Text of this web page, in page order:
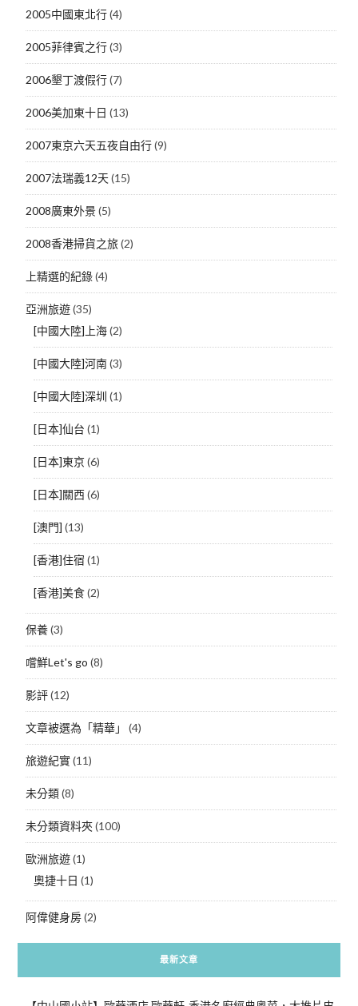
2005中國東北行(4)
2005菲律賓之行(3)
2006墾丁渡假行(7)
2006美加東十日 (13)
2007東京六天五夜自由行(9)
2007法瑞義12天(15)
2008廣東外景(5)
2008香港掃貨之旅(2)
上精選的紀錄(4)
亞洲旅遊(35)
[中國大陸]上海(2)
[中國大陸]河南(3)
[中國大陸]深圳 (1)
[日本]仙台 (1)
[日本]東京(6)
[日本]關西(6)
[澳門] (13)
[香港]住宿 (1)
[香港]美食(2)
保養(3)
嚐鮮Let's go (8)
影評(12)
文章被選為「精華」 (4)
旅遊紀實(11)
未分類(8)
未分類資料夾(100)
歐洲旅遊(1)
奧捷十日 (1)
阿偉健身房(2)
最新文章